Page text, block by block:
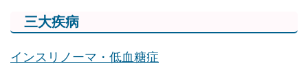
三大疾病
インスリノーマ・低血糖症